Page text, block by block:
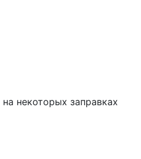
некоторых заправках